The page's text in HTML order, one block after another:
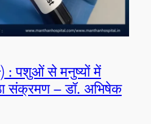
: पशुओं से मनुष्यों में
संक्रमण – डॉ. अभिषेक